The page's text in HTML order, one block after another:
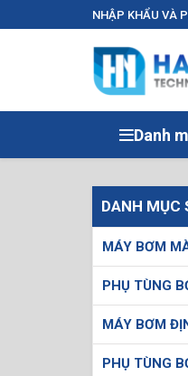
NHẬP KHẨU VÀ
Danh
DANH MỤC
MÁY BƠM
PHỤ TÙNG
MÁY BƠM
PHỤ TÙNG